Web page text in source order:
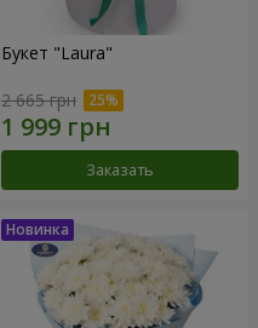
Букет "Laura"
2 665 грн
Заказать